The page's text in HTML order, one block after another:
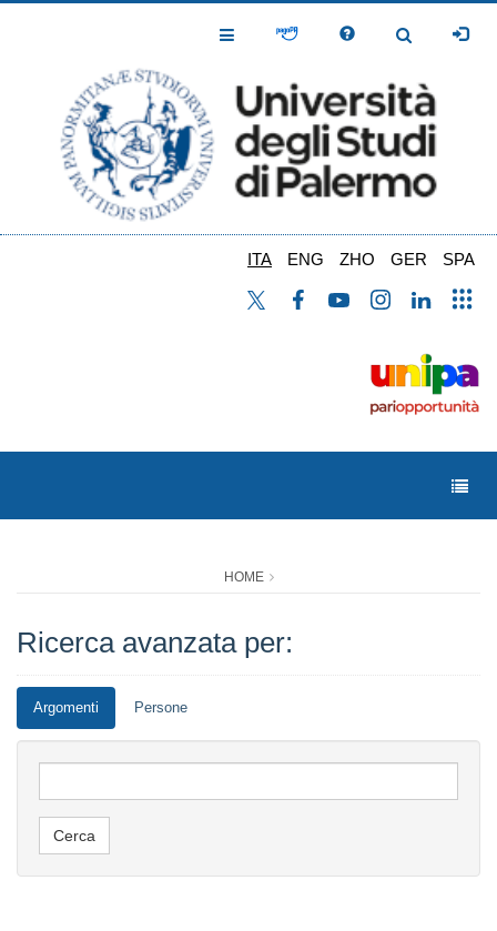
Toggle
Toggle
ITA ENG ZHO GER SPA
HOME
Ricerca avanzata per:
Argomenti Persone